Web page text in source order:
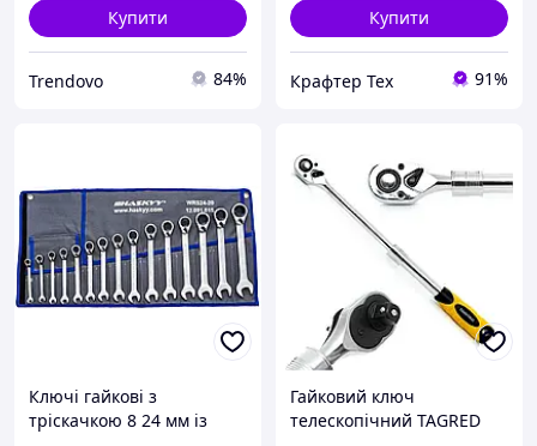
Купити
Trendovo 84%
Купити
Крафтер Тех 91%
Ключі гайкові з
тріскачкою 8 24 мм із
Гайковий ключ
телескопічний TAGRED